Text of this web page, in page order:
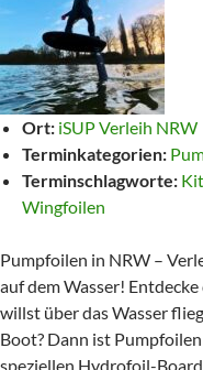
Ort: iSUP Verleih NRW
Terminkategorien:
Terminschlagworte:
Wingfoilen
Pumpfoilen in NRW –
auf dem Wasser!
willst über das Wasser
Boot? Dann ist
speziellen Hydrofoil-